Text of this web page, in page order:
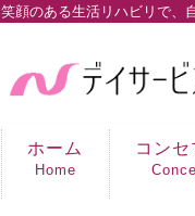
笑顔のある生活リハビリで、
ホーム
Home
コンセ